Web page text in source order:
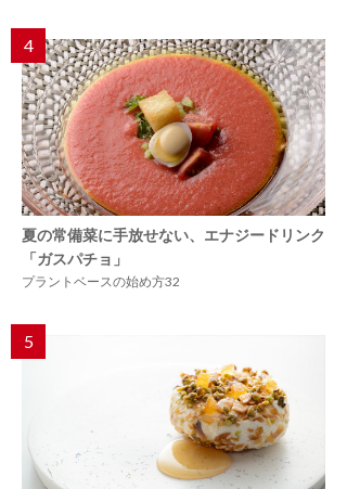
4
夏の常備菜に手放せない、エナジードリンク
「ガスパチョ」
プラントベースの始め方32
5